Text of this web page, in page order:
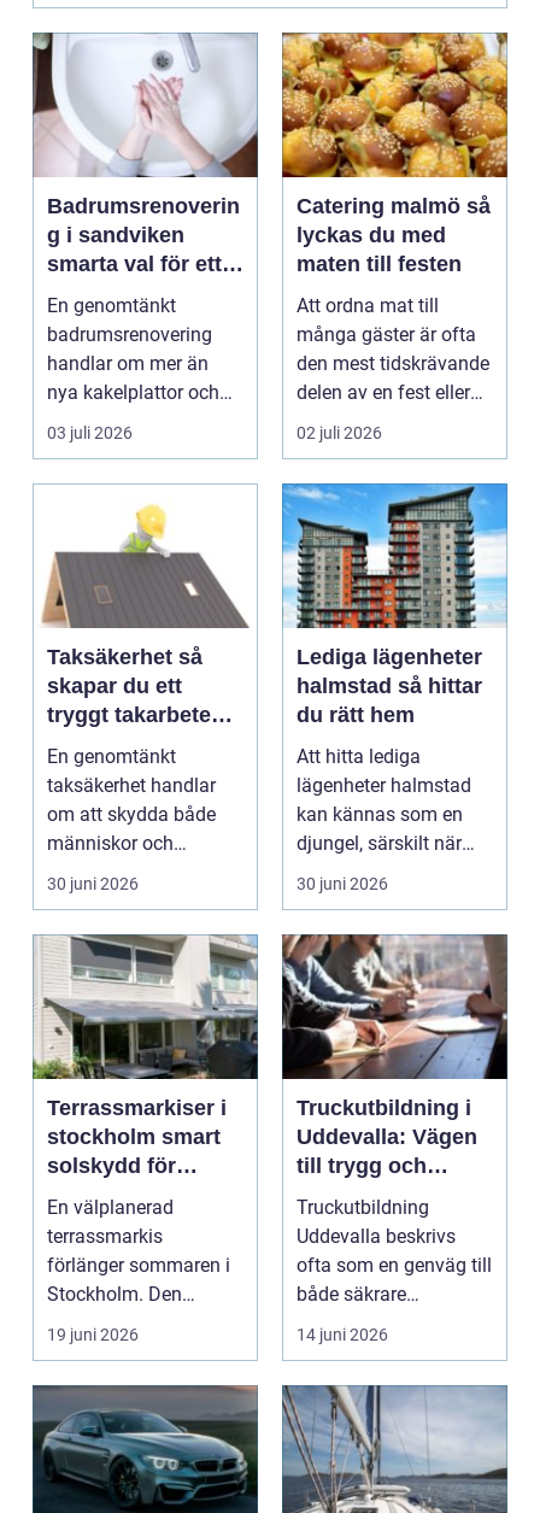
Badrumsrenoverin
g i sandviken
smarta val för ett
tryggt och hållbart
badrum
En genomtänkt
badrumsrenovering
handlar om mer än
nya kakelplattor och
en modern dusch. För
många bo...
03 juli 2026
Catering malmö så
lyckas du med
maten till festen
Att ordna mat till
många gäster är ofta
den mest tidskrävande
delen av en fest eller
ett event. Samt...
02 juli 2026
Taksäkerhet så
skapar du ett
tryggt takarbete
året runt
En genomtänkt
taksäkerhet handlar
om att skydda både
människor och
byggnader. Varje gång
någon går u...
30 juni 2026
Lediga lägenheter
halmstad så hittar
du rätt hem
Att hitta lediga
lägenheter halmstad
kan kännas som en
djungel, särskilt när
konkurrensen om varje
b...
30 juni 2026
Terrassmarkiser i
stockholm smart
solskydd för
uteplats och altan
En välplanerad
terrassmarkis
förlänger sommaren i
Stockholm. Den
skapar skugga under
varma dagar, sk...
19 juni 2026
Truckutbildning i
Uddevalla: Vägen
till trygg och
effektiv
truckkörning
Truckutbildning
Uddevalla beskrivs
ofta som en genväg till
både säkrare
arbetsplatse...
14 juni 2026